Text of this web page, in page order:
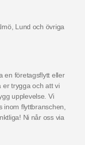
Lund och övriga
en företagsflytt eller
er trygga och att vi
upplevelse. Vi
flyttbranschen,
Ni når oss via